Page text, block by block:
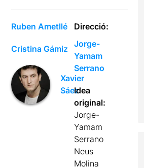
Ruben Ametllé
Cristina Gámiz
Xavier
Sáez
Direcció:
Jorge-
Yamam
Serrano
Idea
original:
Jorge-
Yamam
Serrano
Neus
Molina